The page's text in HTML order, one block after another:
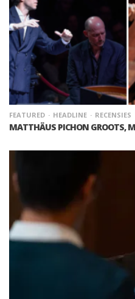
FEATURED HEADLINE RECENSIES
MATTHÄUS PICHON GROOTS,